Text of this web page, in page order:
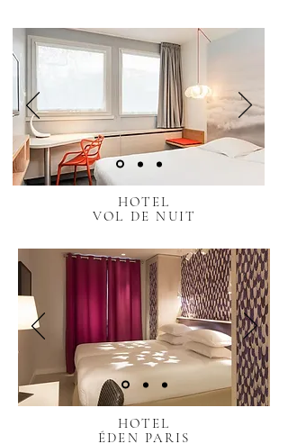
HOTEL
VOL DE NUIT
HOTEL
ÉDEN PARIS